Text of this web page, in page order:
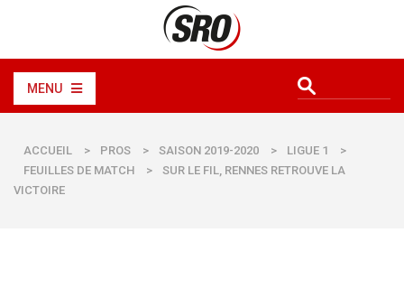
MENU
ACCUEIL > PROS > SAISON 2019-2020 > LIGUE 1
>
FEUILLES DE MATCH
>
SUR LE FIL, RENNES RETROUVE LA
VICTOIRE